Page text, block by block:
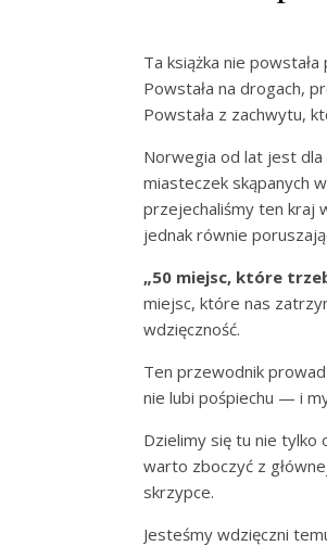
Ta książka nie powstała
Powstała na drogach,
Powstała z zachwytu,
Norwegia od lat jest
miasteczek skąpanych
przejechaliśmy ten kraj
jednak równie
„50 miejsc, które
miejsc, które nas
wdzięczność.
Ten przewodnik
nie lubi pośpiechu — i
Dzielimy się tu nie
warto zboczyć z
skrzypce.
Jesteśmy wdzięczni